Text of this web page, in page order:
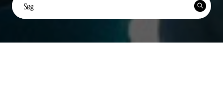

Unge Kunstnerstemmer